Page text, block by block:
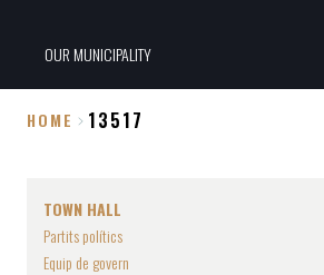
OUR MUNICIPALITY
HOME 13517
TOWN HALL
Partits polítics
Equip de govern